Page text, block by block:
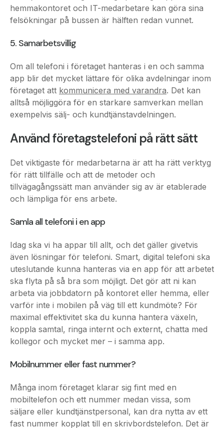
5. Samarbetsvillig
Om all telefoni i företaget hanteras i en och samma
företaget attkommunicera med varandra. Det kan
alltså möjliggöra för en starkare samverkan mellan
exempelvis sälj- och kundtjänstavdelningen.
Använd företagstelefoni på rätt sätt
Det viktigaste för medarbetarna är att ha rätt verktyg
tillvägagångssätt man använder sig av är etablerade
och lämpliga för ens arbete.
Samla all telefoni i en app
Idag ska vi ha appar till allt, och det gäller givetvis
uteslutande kunna hanteras via en app för att arbetet
ska flyta på så bra som möjligt. Det gör att ni kan
arbeta via jobbdatorn på kontoret eller hemma, eller
varför inte i mobilen på väg till ett kundmöte? För
maximal effektivitet ska du kunna hantera växeln,
koppla samtal, ringa internt och externt, chatta med
kollegor och mycket mer – i samma app.
Mobilnummer eller fast nummer?
Många inom företaget klarar sig fint med en
säljare eller kundtjänstpersonal, kan dra nytta av ett
fast nummer kopplat till en skrivbordstelefon. Det är
främst för en mer professionell framtoning snarare
än funktionalitet.